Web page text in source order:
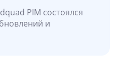
PIM состоялся
и